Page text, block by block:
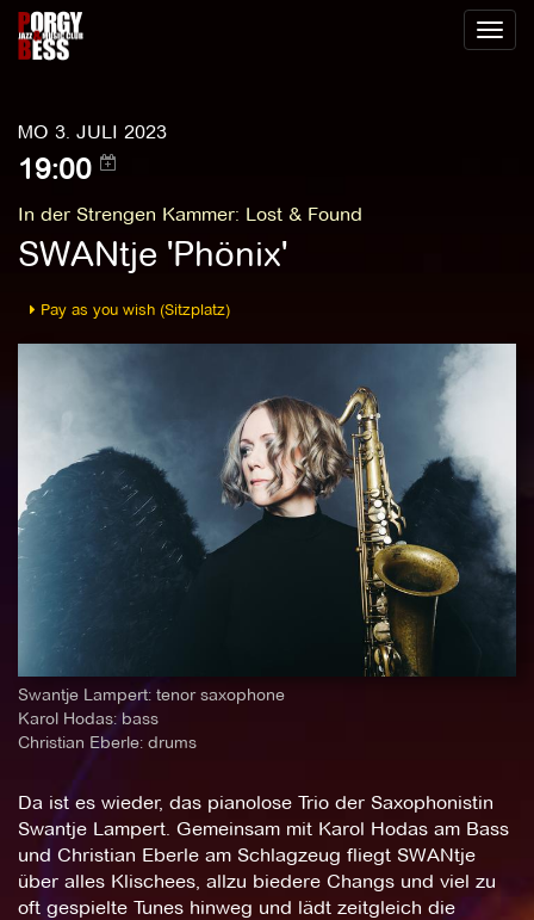
Toggle
MO 3. JULI 2023
19:00
In der Strengen Kammer: Lost & Found
SWANtje 'Phönix'
Pay as you wish (Sitzplatz)
Swantje Lampert: tenor saxophone
Karol Hodas: bass
Christian Eberle: drums
Da ist es wieder, das pianolose Trio der Saxophonistin
Swantje Lampert. Gemeinsam mit Karol Hodas am Bass
und Christian Eberle am Schlagzeug fliegt SWANtje
über alles Klischees, allzu biedere Changs und viel zu
oft gespielte Tunes hinweg und lädt zeitgleich die